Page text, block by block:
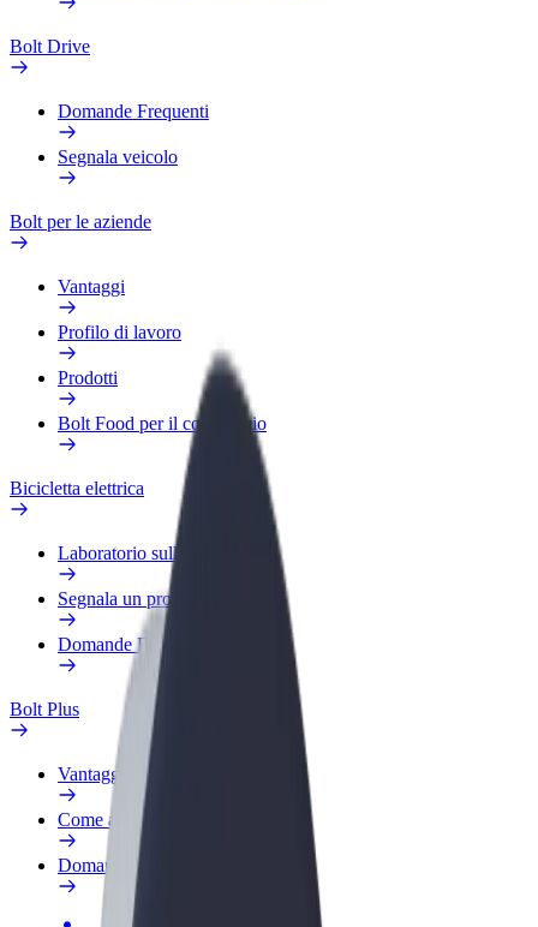
Bolt Drive
Domande Frequenti
Segnala veicolo
Bolt per le aziende
Vantaggi
Profilo di lavoro
Prodotti
Bolt Food per il commercio
Bicicletta elettrica
Laboratorio sulla Sicurezza
Segnala un problema
Domande Frequenti
Bolt Plus
Vantaggi
Come aderire
Domande Frequenti